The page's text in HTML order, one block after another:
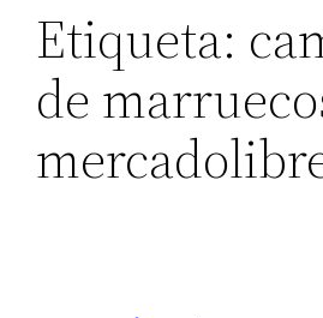
Etiqueta:
de